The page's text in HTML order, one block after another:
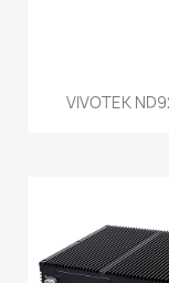
VIVOTEK